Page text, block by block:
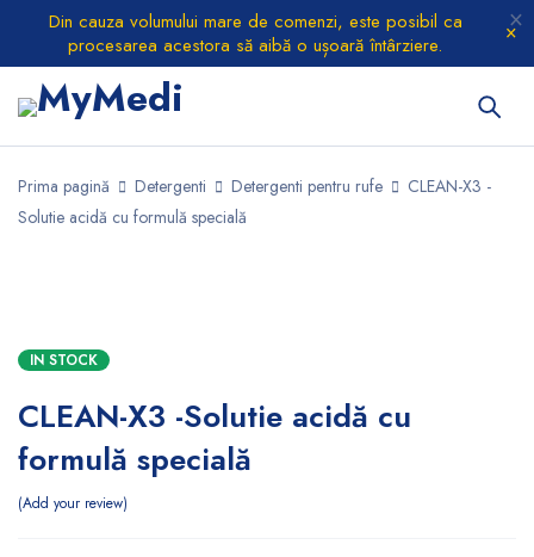
Din cauza volumului mare de comenzi, este posibil ca
procesarea acestora să aibă o ușoară întârziere.
Prima pagină Detergenti Detergenti pentru rufe
CLEAN-X3 -
Solutie acidă cu formulă specială
IN STOCK
CLEAN-X3 -Solutie acidă cu
formulă specială
Add your review